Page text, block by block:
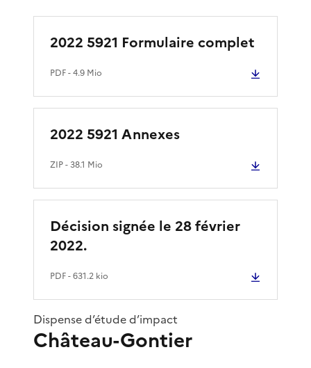
2022 5921 Formulaire complet
PDF- 4.9 Mio
2022 5921 Annexes
ZIP- 38.1 Mio
Décision signée le 28 février
2022.
PDF- 631.2 kio
Dispense d’étude d’impact
Château-Gontier